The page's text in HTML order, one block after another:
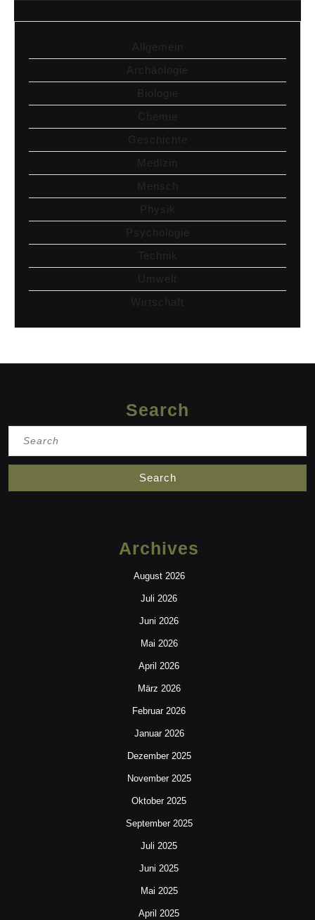
Allgemein
Archäologie
Biologie
Chemie
Geschichte
Medizin
Mensch
Physik
Psychologie
Technik
Umwelt
Wirtschaft
Search
Archives
August 2026
Juli 2026
Juni 2026
Mai 2026
April 2026
März 2026
Februar 2026
Januar 2026
Dezember 2025
November 2025
Oktober 2025
September 2025
Juli 2025
Juni 2025
Mai 2025
April 2025